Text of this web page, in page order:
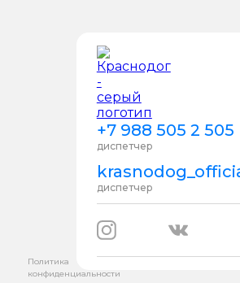
+7 988 505 2 505
диспетчер
диспетчер
Политика
конфиденциальности